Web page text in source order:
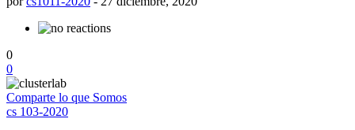
0
0
Comparte lo que Somos
cs 103-2020